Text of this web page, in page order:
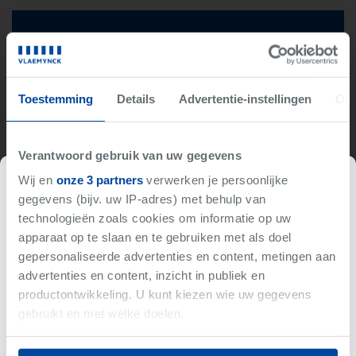
Toestemming Details Advertentie-instellingen
Verantwoord gebruik van uw gegevens
Wij en onze 3 partnersverwerken je persoonlijke
gegevens (bijv. uw IP-adres) met behulp van
technologieën zoals cookies om informatie op uw
apparaat op te slaan en te gebruiken met als doel
gepersonaliseerde advertenties en content, metingen aan
advertenties en content, inzicht in publiek en
productontwikkeling. U kunt kiezen wie uw gegevens
gebruikt en met welke doelen.
Als u het toestaat, willen we ook graag:
Momenteel niet
beschikbaar
Deze woning is momenteel niet beschikbaar op onze
website.
Niet gevonden wat je zoekt?
Wij brengen je op de hoogte als er iets binnenkomt met